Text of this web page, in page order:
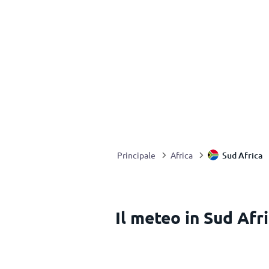
Principale Africa Sud Africa
Il meteo in Sud